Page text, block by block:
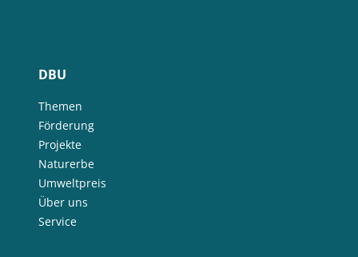
DBU
Themen
Förderung
Projekte
Naturerbe
Umweltpreis
Über uns
Service